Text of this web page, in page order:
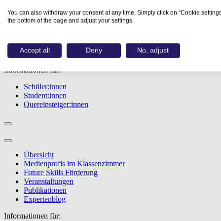
Übersicht
Berufe
Studiengänge
Berufstest
Bewerbungstipps
Informationen für:
Schüler:innen
Student:innen
Quereinsteiger:innen
Übersicht
Medienprofis im Klassenzimmer
Future Skills Förderung
Veranstaltungen
Publikationen
Expertenblog
Informationen für:
You can also withdraw your consent at any time. Simply click on “Cookie
the bottom of the page and adjust your settings.
Accept all Deny No, adjust